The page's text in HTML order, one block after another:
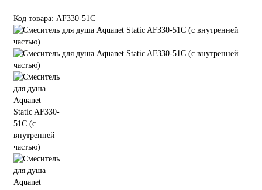
Код товара: AF330-51С